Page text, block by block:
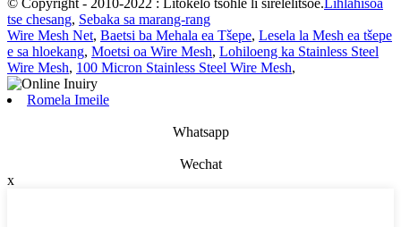
tse chesang, Sebaka sa marang-rang
Wire Mesh Net, Baetsi ba Mehala ea Tšepe, Lesela la Mesh ea tšepe
e sa hloekang, Moetsi oa Wire Mesh, Lohiloeng ka Stainless Steel
Wire Mesh, 100 Micron Stainless Steel Wire Mesh,
Romela Imeile
Whatsapp
Wechat
x